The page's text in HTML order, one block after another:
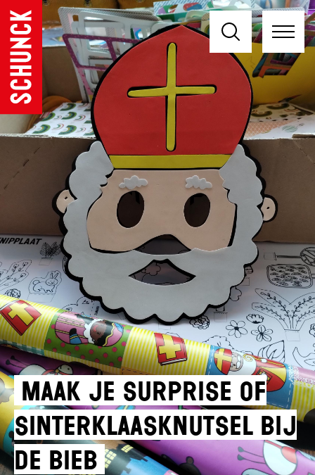
Maak je surprise of
Sinterklaasknutsel bij
de bieb